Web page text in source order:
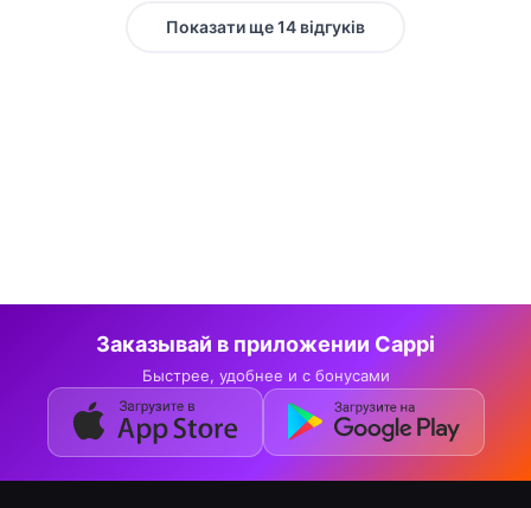
Показати ще 14 відгуків
Заказывай в приложении Cappi
Быстрее, удобнее и с бонусами